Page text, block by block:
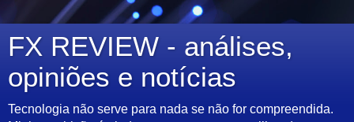
FX REVIEW - análises,
opiniões e notícias
Tecnologia não serve para nada se não for compreendida.